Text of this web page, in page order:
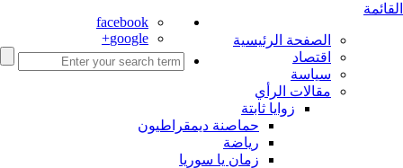
facebook
google+
القائمة
الصفحة الرئيسية
اقتصاد
سياسة
مقالات الرأي
زوايا ثابتة
حماصنة ديمقراطيون
رياضة
زمان يا سوريا